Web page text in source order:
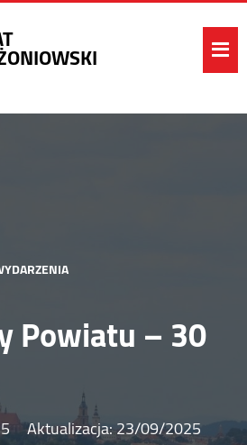
Powiatu – 30
Aktualizacja:23/09/2025